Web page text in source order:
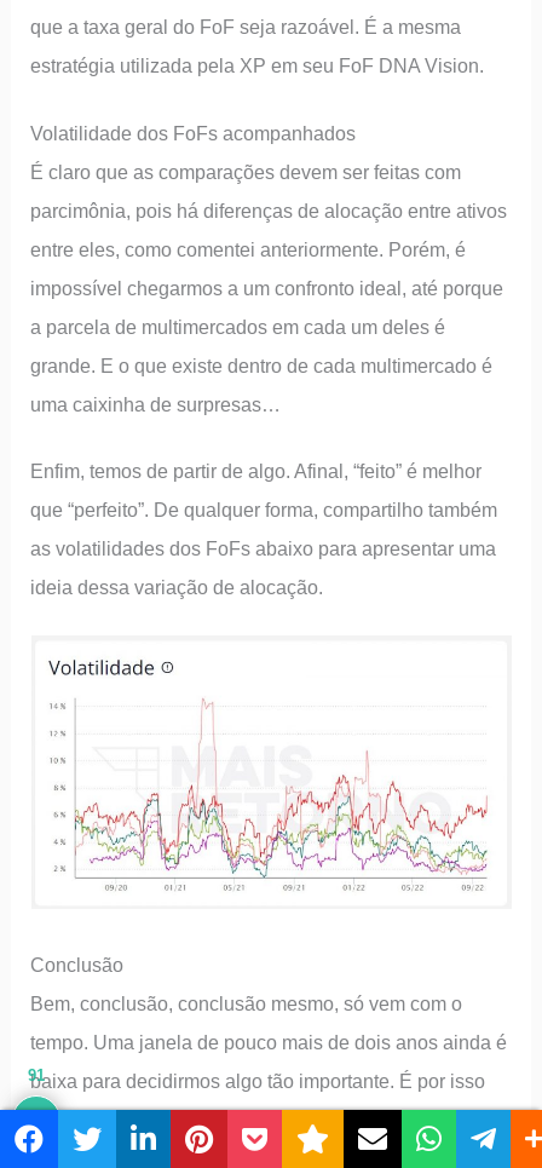
que a taxa geral do FoF seja razoável. É a mesma
estratégia utilizada pela XP em seu FoF DNA Vision.
Volatilidade dos FoFs acompanhados
É claro que as comparações devem ser feitas com
parcimônia, pois há diferenças de alocação entre ativos
entre eles, como comentei anteriormente. Porém, é
impossível chegarmos a um confronto ideal, até porque
a parcela de multimercados em cada um deles é
grande. E o que existe dentro de cada multimercado é
uma caixinha de surpresas…
Enfim, temos de partir de algo. Afinal, “feito” é melhor
que “perfeito”. De qualquer forma, compartilho também
as volatilidades dos FoFs abaixo para apresentar uma
ideia dessa variação de alocação.
Conclusão
Bem, conclusão, conclusão mesmo, só vem com o
tempo. Uma janela de pouco mais de dois anos ainda é
baixa para decidirmos algo tão importante. É por isso
que meus movimentos ocorrem aos poucos, sempre
observando as tendências que analiso mensalmente.
91